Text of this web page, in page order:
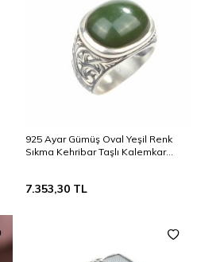
925 Ayar Gümüş Oval Yeşil Renk
Sıkma Kehribar Taşlı Kalemkar
7.353,30 TL